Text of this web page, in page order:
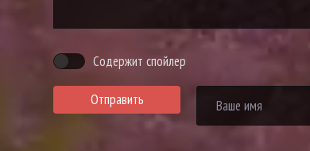
Содержит спойлер
Отправить